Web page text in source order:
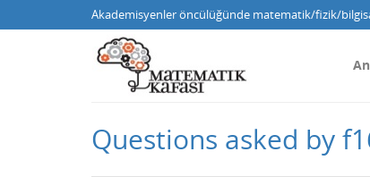
Akademisyenler öncülüğünde matematik/fizik/
Questions asked by